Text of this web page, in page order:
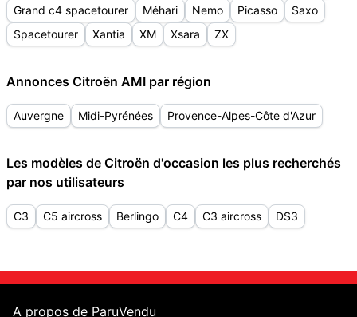
Grand c4 spacetourer
Méhari Nemo Picasso
Saxo
Spacetourer
Xantia XM Xsara ZX
Annonces Citroën AMI par région
Auvergne Midi-Pyrénées Provence-Alpes-Côte d'Azur
Les modèles de Citroën d'occasion les plus recherchés
par nos utilisateurs
C3 C5 aircross Berlingo C4 C3 aircross DS3
A propos de ParuVendu